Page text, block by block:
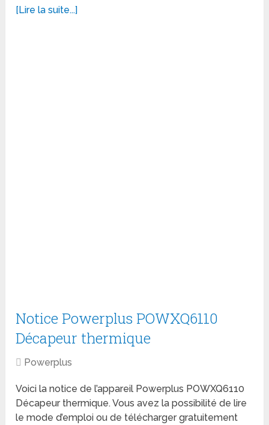
[Lire la suite...]
Notice Powerplus POWXQ6110
Décapeur thermique
Powerplus
Voici la notice de l’appareil Powerplus POWXQ6110
Décapeur thermique. Vous avez la possibilité de lire
le mode d’emploi ou de télécharger gratuitement